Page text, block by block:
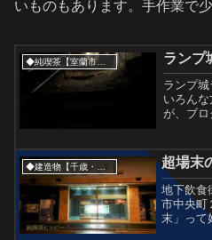
いものもあります。手作業で
◆純喫茶【室蘭市・伊達登別方面】 ランプ
ランプ
いろん
が、ブ
以上経
す。さ
のもの。
なってし
超場末
地下飲
市中央町
末」って
り、好